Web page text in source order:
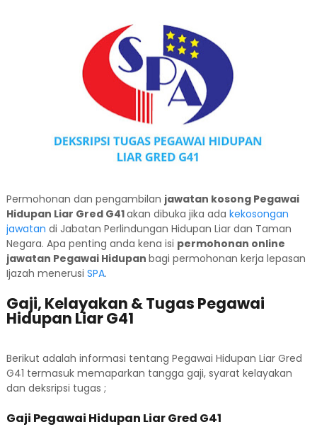
Permohonan dan pengambilan jawatan kosong Pegawai
Hidupan Liar Gred G41akan dibuka jika ada kekosongan
jawatan di Jabatan Perlindungan Hidupan Liar dan Taman
Negara. Apa penting anda kena isi permohonan online
jawatan Pegawai Hidupan bagi permohonan kerja lepasan
Ijazah menerusi SPA.
Gaji, Kelayakan & Tugas Pegawai
Hidupan Liar G41
Berikut adalah informasi tentang Pegawai Hidupan Liar Gred
G41 termasuk memaparkan tangga gaji, syarat kelayakan
dan deksripsi tugas ;
Gaji Pegawai Hidupan Liar Gred G41